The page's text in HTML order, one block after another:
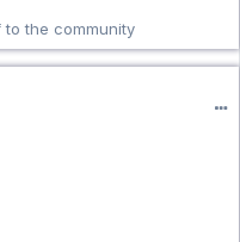
the community